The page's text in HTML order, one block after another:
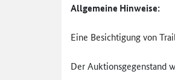
Allgemeine Hinweise:
Eine Besichtigung von
Der Auktionsgegenstand